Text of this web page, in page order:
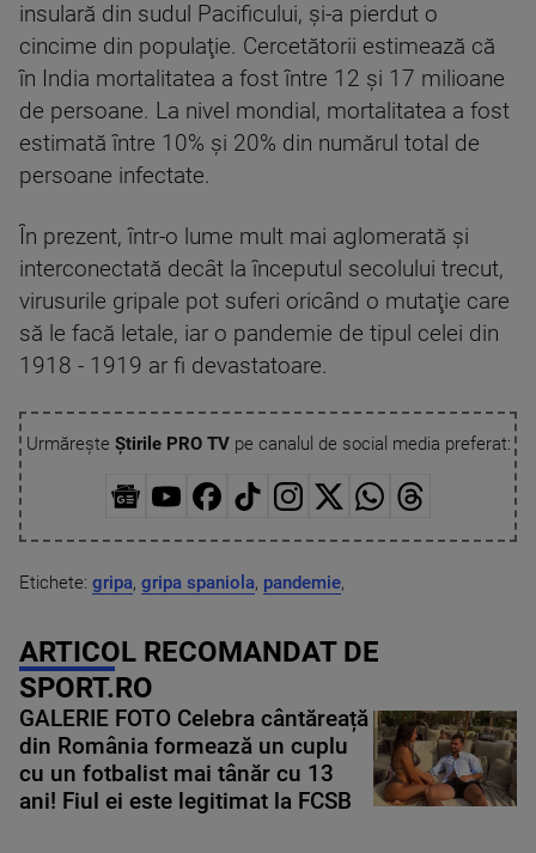
insulară din sudul Pacificului, şi-a pierdut o
cincime din populaţie. Cercetătorii estimează că
în India mortalitatea a fost între 12 şi 17 milioane
de persoane. La nivel mondial, mortalitatea a fost
estimată între 10% şi 20% din numărul total de
persoane infectate.
În prezent, într-o lume mult mai aglomerată şi
interconectată decât la începutul secolului trecut,
virusurile gripale pot suferi oricând o mutaţie care
să le facă letale, iar o pandemie de tipul celei din
1918 - 1919 ar fi devastatoare.
Urmărește Știrile PRO TVpe canalul de social media preferat:
Etichete: gripa, gripa spaniola, pandemie,
ARTICOL RECOMANDAT DE
SPORT.RO
GALERIE FOTO Celebra cântăreață
din România formează un cuplu
cu un fotbalist mai tânăr cu 13
ani! Fiul ei este legitimat la FCSB